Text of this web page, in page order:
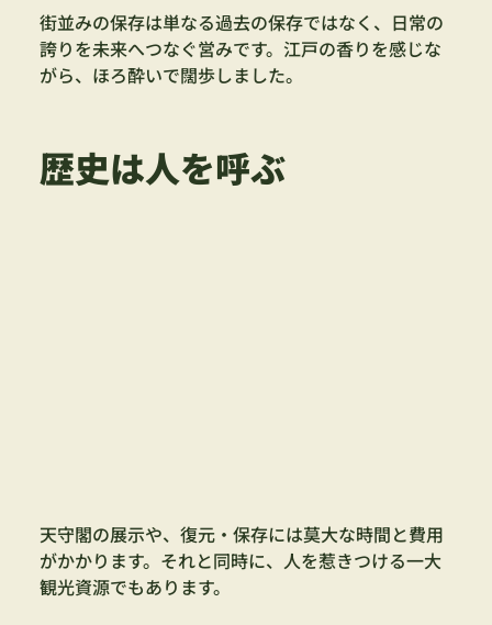
街並みの保存は単なる過去の保存ではなく、日常の
誇りを未来へつなぐ営みです。江戸の香りを感じな
がら、ほろ酔いで闊歩しました。
歴史は人を呼ぶ
天守閣の展示や、復元・保存には莫大な時間と費用
がかかります。それと同時に、人を惹きつける一大
観光資源でもあります。